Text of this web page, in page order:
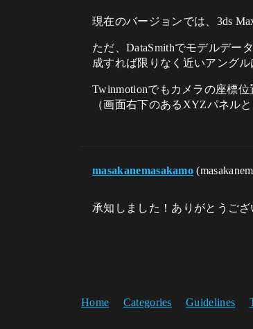
現在のバージョンでは、3ds
ただ、DataSmithでモデルデー
成すれば限りなく近いアングル
Twinmotionでもカメラの座標
（画面右下のあるXYZパネル
masakanemasakamo
承知しました！ありがとうござ
Home Categories Guidelines